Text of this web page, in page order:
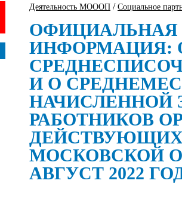
Деятельность МОООП / Социальное
ОФИЦИАЛЬНАЯ
ИНФОРМАЦИЯ:
И О
НАЧИСЛЕННОЙ
РАБОТНИКОВ
ДЕЙСТВУЮЩИХ
МОСКОВСКОЙ
АВГУСТ 2022